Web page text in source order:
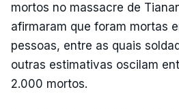
mortos no massacre de
afirmaram que foram mortas
pessoas, entre as quais
outras estimativas oscilam
2.000 mortos.